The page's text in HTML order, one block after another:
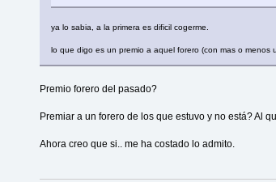
ya lo sabia, a la primera es dificil cogerme.
lo que digo es un premio a aquel forero (con mas o
Premio forero del pasado?
Premiar a un forero de los que estuvo y no está? Al
Ahora creo que si.. me ha costado lo admito.